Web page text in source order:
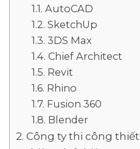
AutoCAD
SketchUp
3DS Max
Chief Architect
Revit
Rhino
Fusion 360
Blender
Công ty thi công